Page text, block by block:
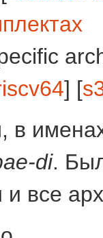
] [
в
di.
и все